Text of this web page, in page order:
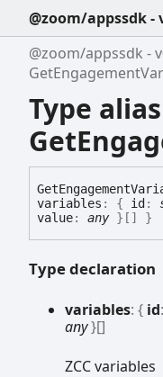
@zoom/appssdk -
@zoom/appssdk -
Type alias
GetEngagement
variables : { id :
value: any} [] }
Type declaration
variables: { id:
any}[]
ZCC variables